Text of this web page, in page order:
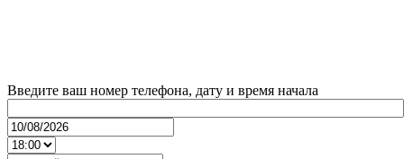
Введите ваш номер телефона, дату и время начала